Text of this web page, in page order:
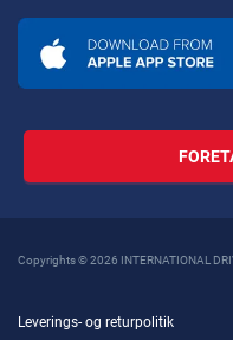
Copyrights © 2026 INTERNATIONAL
Leverings- og returpolitik